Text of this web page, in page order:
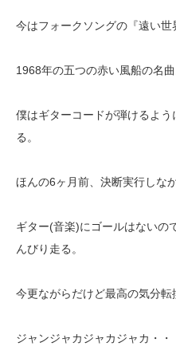
今はフォークソングの『遠い世
1968年の五つの赤い風船の名曲
僕はギターコードが弾けるよ
る。
ほんの6ヶ月前、決断実行しな
ギター(音楽)にゴールはないの
んびり走る。
今更ながらだけど最高の気分転
ジャンジャカジャカジャカ・・